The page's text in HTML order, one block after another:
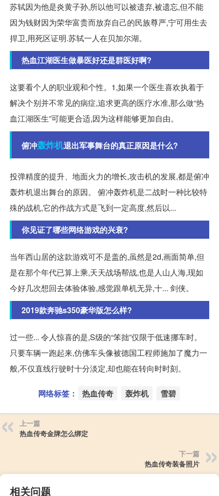
苏轼因为他是炎黄子孙,所以他可以被遗弃,被遗忘,但不能
因为钱财因为荣华富贵而放弃自己的民族尊严,宁可用生去
捍卫,用死区证明.苏轼一人在贝加尔湖。
热血江湖医生做暴医好还是群医好啊?
这要看个人的职业观和个性。1,如果一个医生喜欢执着于
解决个别并不常见的病症,追求更高的医疗水准,那么做“热
血江湖医生”可能更合适,因为这样能够更加自由。
俯冲轰炸机退出军事舞台的真正原因是什么?
投弹精度的提升、地面火力的增长,攻击机的发展,都是俯冲
轰炸机退出舞台的原因。 俯冲轰炸机是二战时一种比较特
殊的战机,它的作战方式是飞到一定高度,然后以...
你见证了哪些网络游戏的兴衰?
当年西山居的这款游戏可不是盖的,虽然是2d,画面简单,但
是在那个年代已算上乘,天天战场帮战,也是人山人海,现如
今好几次想回去体验体验,感觉跟单机无异,十... 剑侠。
2019款奔驰s350豪华版怎么样?
过一些... 令人惊喜的是,S级的“笨拙”仅限于低速挪车时。
只要车辆一跑起来,仿佛车头像被德国工程师施加了魔力一
般,不仅直线行驶时十分淡定,却也能在转向时时刻。
网络标签： 热血传奇 轰炸机 雪碧
上一篇
热血传奇金牌怎么绑定
下一篇
热血传奇装备照片
相关问题